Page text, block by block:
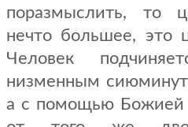
поразмыслить, то
нечто большее, это
Человек
низменным
а с помощью Божией